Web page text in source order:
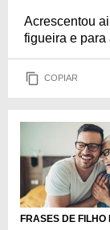
Acrescentou
figueira e para
COPIAR
FRASES DE